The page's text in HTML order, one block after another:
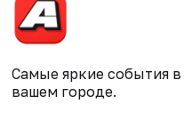
Самые яркие события в
вашем городе.